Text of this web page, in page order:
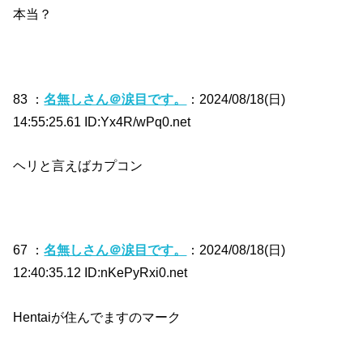
本当？
83 ：名無しさん＠涙目です。
：2024/08/18(日)
14:55:25.61 ID:Yx4R/wPq0.net
ヘリと言えばカプコン
67 ：名無しさん＠涙目です。
：2024/08/18(日)
12:40:35.12 ID:nKePyRxi0.net
Hentaiが住んでますのマーク